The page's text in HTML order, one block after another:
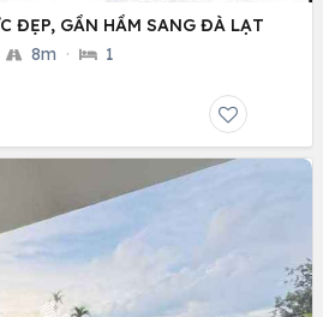
ĐẸP, GẦN HẦM SANG ĐÀ LẠT
8m · 1